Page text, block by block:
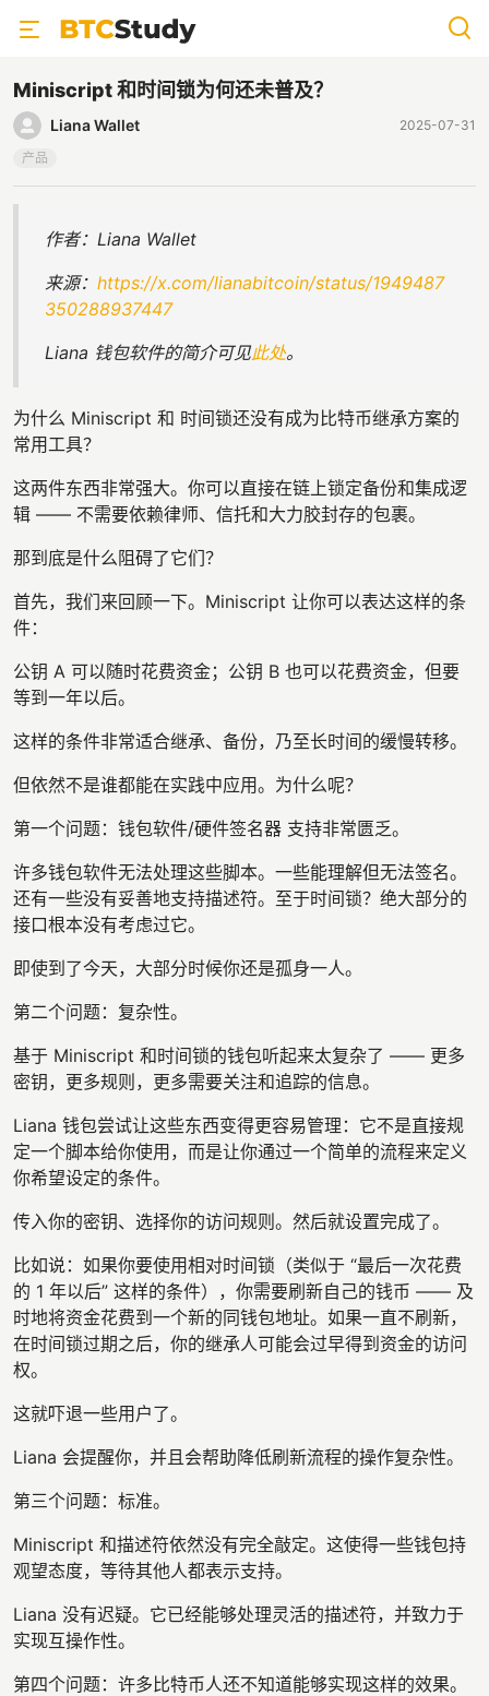
Miniscript 和时间锁为何还未普及？
Liana Wallet
2025-07-31
产品
作者：Liana Wallet
来源： https://x.com/lianabitcoin/status/1949487
350288937447
Liana 钱包软件的简介可见此处。
为什么 Miniscript 和 时间锁还没有成为比特币继承方案的
常用工具？
这两件东西非常强大。你可以直接在链上锁定备份和集成逻
辑 —— 不需要依赖律师、信托和大力胶封存的包裹。
那到底是什么阻碍了它们？
首先，我们来回顾一下。Miniscript 让你可以表达这样的条
件：
公钥 A 可以随时花费资金；公钥 B 也可以花费资金，但要
等到一年以后。
这样的条件非常适合继承、备份，乃至长时间的缓慢转移。
但依然不是谁都能在实践中应用。为什么呢？
第一个问题：钱包软件/硬件签名器 支持非常匮乏。
许多钱包软件无法处理这些脚本。一些能理解但无法签名。
还有一些没有妥善地支持描述符。至于时间锁？绝大部分的
接口根本没有考虑过它。
即使到了今天，大部分时候你还是孤身一人。
第二个问题：复杂性。
基于 Miniscript 和时间锁的钱包听起来太复杂了 —— 更多
密钥，更多规则，更多需要关注和追踪的信息。
Liana 钱包尝试让这些东西变得更容易管理：它不是直接规
定一个脚本给你使用，而是让你通过一个简单的流程来定义
你希望设定的条件。
传入你的密钥、选择你的访问规则。然后就设置完成了。
比如说：如果你要使用相对时间锁（类似于 “最后一次花费
的 1 年以后” 这样的条件），你需要刷新自己的钱币 —— 及
时地将资金花费到一个新的同钱包地址。如果一直不刷新，
在时间锁过期之后，你的继承人可能会过早得到资金的访问
权。
这就吓退一些用户了。
Liana 会提醒你，并且会帮助降低刷新流程的操作复杂性。
第三个问题：标准。
Miniscript 和描述符依然没有完全敲定。这使得一些钱包持
观望态度，等待其他人都表示支持。
Liana 没有迟疑。它已经能够处理灵活的描述符，并致力于
实现互操作性。
第四个问题：许多比特币人还不知道能够实现这样的效果。